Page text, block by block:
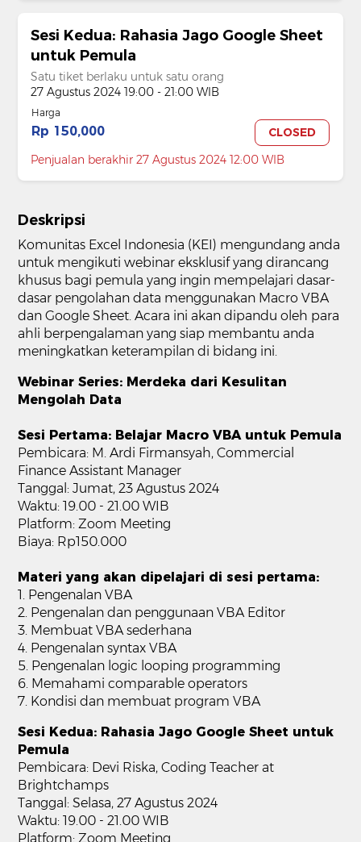
Sesi Kedua: Rahasia Jago Google Sheet
untuk Pemula
Satu tiket berlaku untuk satu orang
27 Agustus 2024 19:00 - 21:00 WIB
Harga
Rp 150,000
CLOSED
Penjualan berakhir 27 Agustus 2024 12:00 WIB
Deskripsi
Komunitas Excel Indonesia (KEI) mengundang anda
untuk mengikuti webinar eksklusif yang dirancang
khusus bagi pemula yang ingin mempelajari dasar-
dasar pengolahan data menggunakan Macro VBA
dan Google Sheet. Acara ini akan dipandu oleh para
ahli berpengalaman yang siap membantu anda
meningkatkan keterampilan di bidang ini.
Webinar Series: Merdeka dari Kesulitan
Mengolah Data
Sesi Pertama: Belajar Macro VBA untuk Pemula
Pembicara: M. Ardi Firmansyah, Commercial
Finance Assistant Manager
Tanggal: Jumat, 23 Agustus 2024
Waktu: 19.00 - 21.00 WIB
Platform: Zoom Meeting
Biaya: Rp150.000
Materi yang akan dipelajari di sesi pertama:
1. Pengenalan VBA
2. Pengenalan dan penggunaan VBA Editor
3. Membuat VBA sederhana
4. Pengenalan syntax VBA
5. Pengenalan logic looping programming
6. Memahami comparable operators
7. Kondisi dan membuat program VBA
Sesi Kedua: Rahasia Jago Google Sheet untuk
Pemula
Pembicara: Devi Riska, Coding Teacher at
Brightchamps
Tanggal: Selasa, 27 Agustus 2024
Waktu: 19.00 - 21.00 WIB
Platform: Zoom Meeting